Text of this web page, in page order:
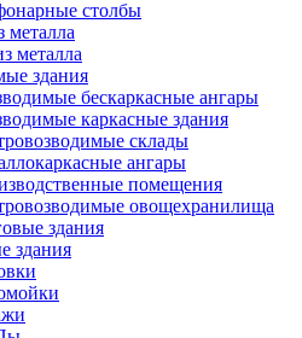
столбы
металла
металла
здания
бескаркасные ангары
каркасные здания
склады
ангары
помещения
овощехранилища
здания
здания